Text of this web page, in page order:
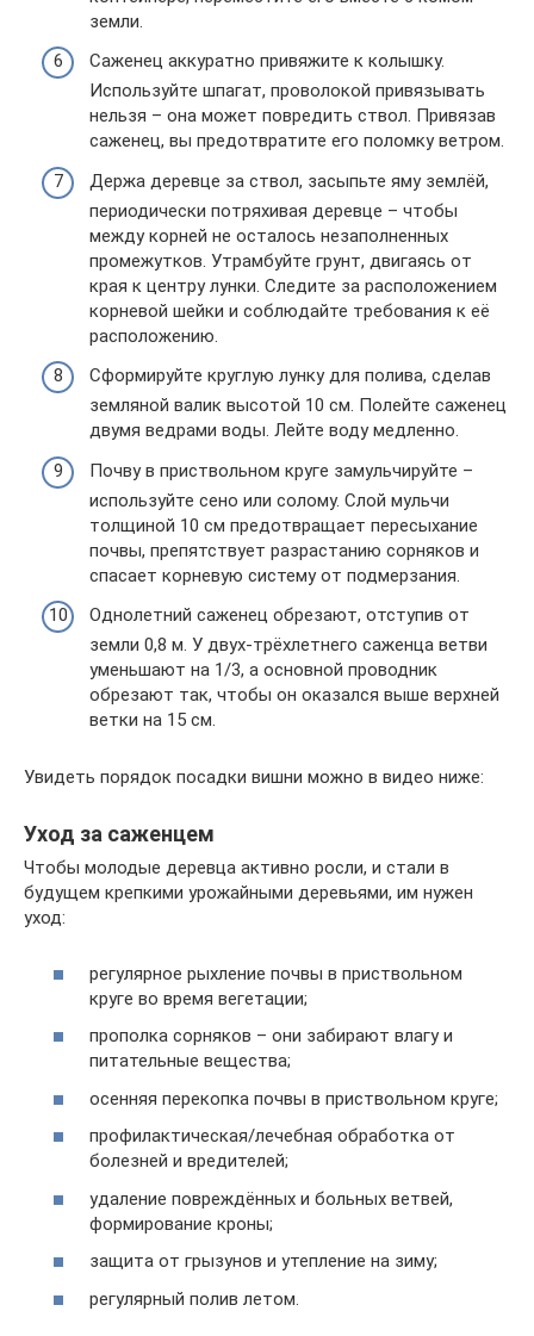
земли.
Саженец аккуратно привяжите к колышку.
Используйте шпагат, проволокой привязывать
нельзя – она может повредить ствол. Привязав
саженец, вы предотвратите его поломку ветром.
Держа деревце за ствол, засыпьте яму землёй,
периодически потряхивая деревце – чтобы
между корней не осталось незаполненных
промежутков. Утрамбуйте грунт, двигаясь от
края к центру лунки. Следите за расположением
корневой шейки и соблюдайте требования к её
расположению.
Сформируйте круглую лунку для полива, сделав
земляной валик высотой 10 см. Полейте саженец
двумя ведрами воды. Лейте воду медленно.
Почву в приствольном круге замульчируйте –
используйте сено или солому. Слой мульчи
толщиной 10 см предотвращает пересыхание
почвы, препятствует разрастанию сорняков и
спасает корневую систему от подмерзания.
Однолетний саженец обрезают, отступив от
земли 0,8 м. У двух-трёхлетнего саженца ветви
уменьшают на 1/3, а основной проводник
обрезают так, чтобы он оказался выше верхней
ветки на 15 см.
Увидеть порядок посадки вишни можно в видео ниже:
Уход за саженцем
Чтобы молодые деревца активно росли, и стали в
будущем крепкими урожайными деревьями, им нужен
уход:
регулярное рыхление почвы в приствольном
круге во время вегетации;
прополка сорняков – они забирают влагу и
питательные вещества;
осенняя перекопка почвы в приствольном круге;
профилактическая/лечебная обработка от
болезней и вредителей;
удаление повреждённых и больных ветвей,
формирование кроны;
защита от грызунов и утепление на зиму;
регулярный полив летом.